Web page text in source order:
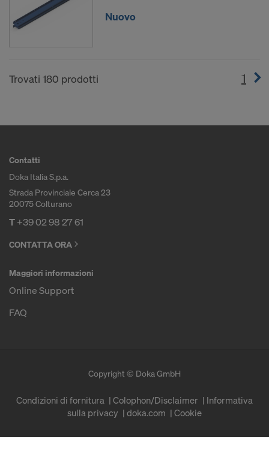
Nuovo
Trovati 180 prodotti 1
Contatti
Doka Italia S.p.a.
Strada Provinciale Cerca 23
20075 Colturano
T+39 02 98 27 61
CONTATTA ORA
Maggiori informazioni
Online Support
FAQ
Copyright © Doka GmbH
Condizioni di fornitura Colophon/Disclaimer
Informativa
sulla privacy
doka.com Cookie